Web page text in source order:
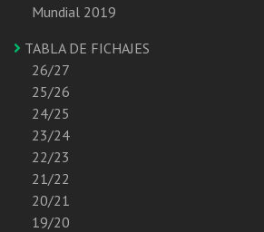
Mundial 2019
TABLA DE FICHAJES
26/27
25/26
24/25
23/24
22/23
21/22
20/21
19/20